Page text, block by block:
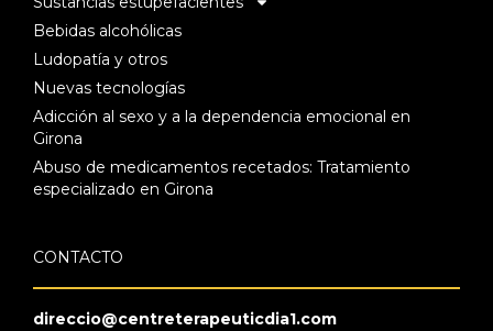
Bebidas alcohólicas
Ludopatía y otros
Nuevas tecnologías
Adicción al sexo y a la dependencia emocional en
Girona
Abuso de medicamentos recetados: Tratamiento
especializado en Girona
CONTACTO
direccio@centreterapeuticdia1.com